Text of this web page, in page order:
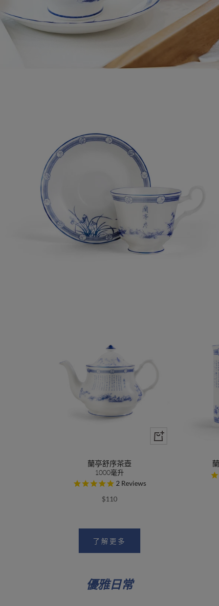
蘭亭舒序茶壺
1000毫升
2 Reviews
$110
了解更多
優雅日常